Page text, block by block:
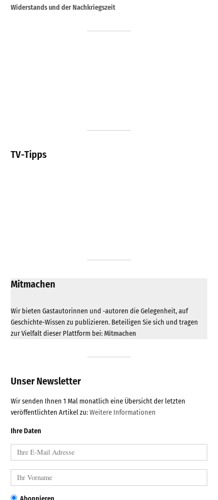
Widerstands und der Nachkriegszeit
TV-Tipps
Mitmachen
Wir bieten Gastautorinnen und -autoren die Gelegenheit, auf
Geschichte-Wissen zu publizieren. Beteiligen Sie sich und tragen
zur Vielfalt dieser Plattform bei:Mitmachen
Unser Newsletter
Wir senden Ihnen 1 Mal monatlich eine Übersicht der letzten
veröffentlichten Artikel zu:Weitere Informationen
Ihre Daten